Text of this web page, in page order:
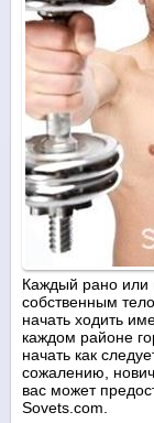
Каждый рано или
собственным
начать ходить
каждом районе
начать как
сожалению,
вас может
Sovets.com.